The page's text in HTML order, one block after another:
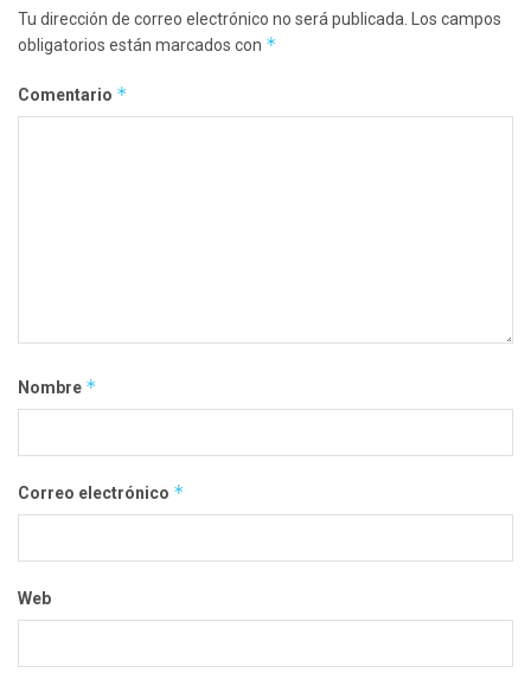
Tu dirección de correo electrónico no será publicada.
Los campos
obligatorios están marcados con *
Comentario *
Nombre *
Correo electrónico *
Web